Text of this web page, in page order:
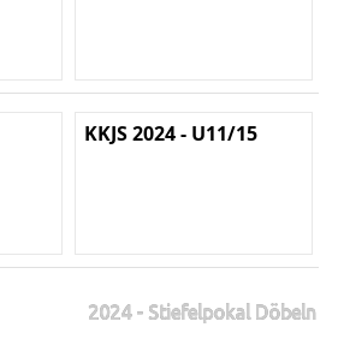
KKJS 2024 - U11/15
2024 - Stiefelpokal Döbeln